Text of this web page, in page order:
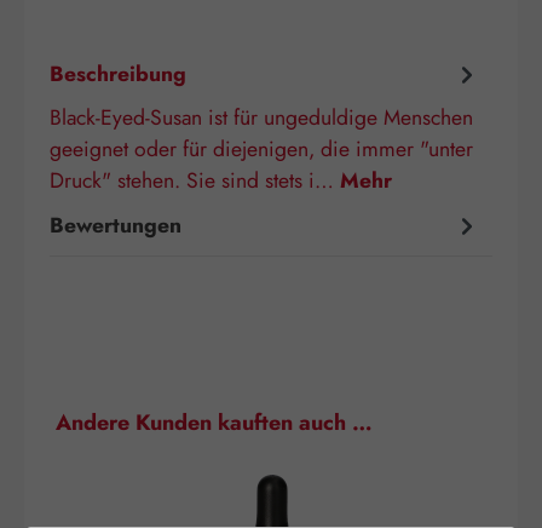
Beschreibung
Black-Eyed-Susan ist für ungeduldige Menschen
geeignet oder für diejenigen, die immer "unter
Druck" stehen. Sie sind stets i… Mehr
Bewertungen
Produktgalerie überspringen
Andere Kunden kauften auch …